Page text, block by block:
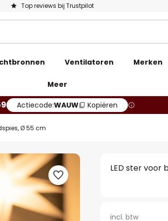
Top reviews bij Trustpilot
Ventilatoren Merken
Meer
Actiecode:WAUW Kopiëren
Ø 55 cm
LED ster voor
incl. btw